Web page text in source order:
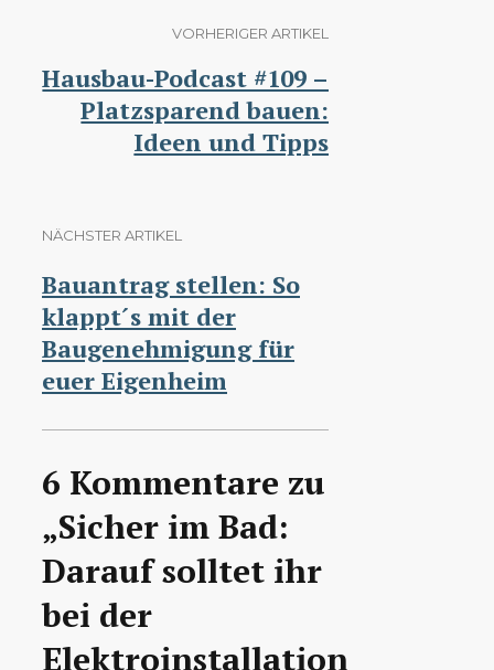
VORHERIGER ARTIKEL
Hausbau-Podcast #109 –
Platzsparend bauen:
Ideen und Tipps
NÄCHSTER ARTIKEL
Bauantrag stellen: So
klappt´s mit der
Baugenehmigung für
euer Eigenheim
6 Kommentare zu
„Sicher im Bad:
Darauf solltet ihr
bei der
Elektroinstallation